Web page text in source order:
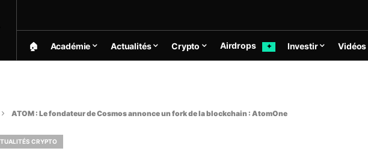
🏠︎ Académie Actualités Crypto Airdrops ✦ Investir Vidéos
ATOM : Le fondateur de Cosmos annonce un fork de la blockchain : AtomOne
CRYPTO